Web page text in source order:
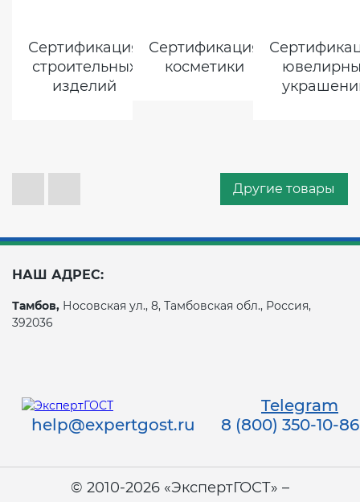
Другие товары
Сертификация
строительных
изделий
Сертификация
косметики
НАШ АДРЕС:
Тамбов, Носовская ул., 8, Тамбовская обл., Россия,
392036
Telegram
help@expertgost.ru
8 (800) 350-10-86
© 2010-2026 «ЭкспертГОСТ» –